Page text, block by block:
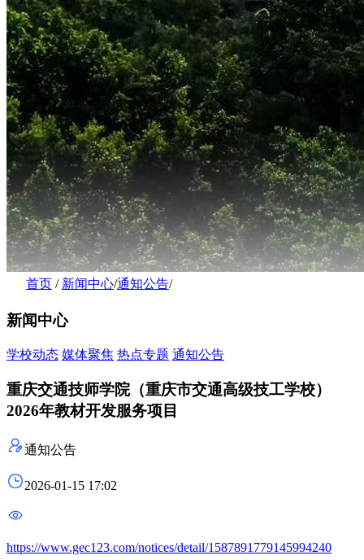
首页 / 新闻中心/通知公告/
新闻中心
学校动态 媒体聚焦 热点专题 通知公告
重庆交通技师学院（重庆市交通高级技工学校）
2026年教材开发服务项目
通知公告
2026-01-15 17:02
https://www.gec123.com/notices/detail/1587891779145994240